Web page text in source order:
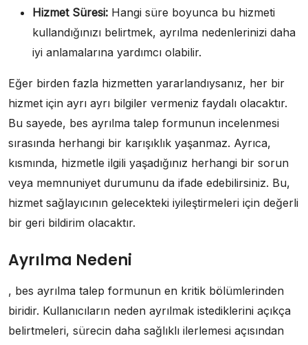
Hizmet Süresi: Hangi süre boyunca bu hizmeti
kullandığınızı belirtmek, ayrılma nedenlerinizi daha
iyi anlamalarına yardımcı olabilir.
Eğer birden fazla hizmetten yararlandıysanız, her bir
hizmet için ayrı ayrı bilgiler vermeniz faydalı olacaktır.
Bu sayede, bes ayrılma talep formunun incelenmesi
sırasında herhangi bir karışıklık yaşanmaz. Ayrıca,
kısmında, hizmetle ilgili yaşadığınız herhangi bir sorun
veya memnuniyet durumunu da ifade edebilirsiniz. Bu,
hizmet sağlayıcının gelecekteki iyileştirmeleri için değerli
bir geri bildirim olacaktır.
Ayrılma Nedeni
, bes ayrılma talep formunun en kritik bölümlerinden
biridir. Kullanıcıların neden ayrılmak istediklerini açıkça
belirtmeleri, sürecin daha sağlıklı ilerlemesi açısından